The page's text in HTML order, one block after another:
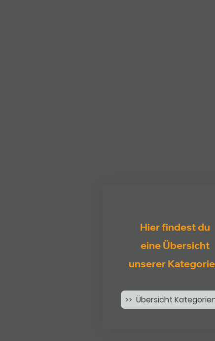
Hier findest du
eine Übersicht
unserer
>> Übersicht